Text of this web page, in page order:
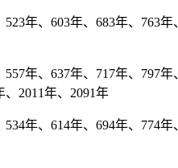
年、603年、683年、763
年、637年、717年、797
2011年、2091年
年、614年、694年、774